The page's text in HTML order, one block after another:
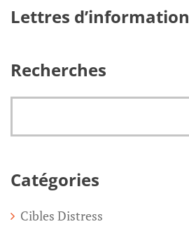
Lettres d’information
Recherches
Catégories
Cibles Distress